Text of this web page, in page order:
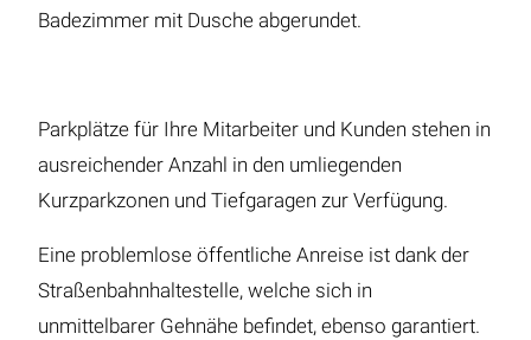
Badezimmer mit Dusche abgerundet.
Parkplätze für Ihre Mitarbeiter und Kunden stehen in
ausreichender Anzahl in den umliegenden
Kurzparkzonen und Tiefgaragen zur Verfügung.
Eine problemlose öffentliche Anreise ist dank der
Straßenbahnhaltestelle, welche sich in
unmittelbarer Gehnähe befindet, ebenso garantiert.